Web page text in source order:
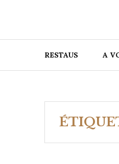
RESTAUS A